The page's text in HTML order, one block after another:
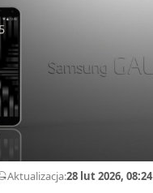
Aktualizacja:28 lut 2026, 08:24